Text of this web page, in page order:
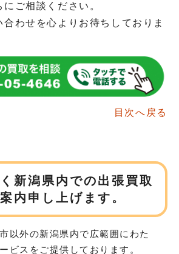
ご相談ください。
わせを心よりお待ちしておりま
目次へ戻る
新潟県内での出張買取
内申し上げます。
以外の新潟県内で広範囲にわた
ビスをご提供しております。